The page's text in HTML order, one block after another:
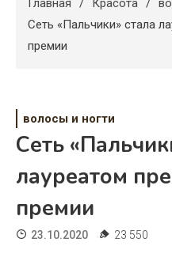
Худеем
Психология
Дом
Жизнь
Хобби
Красота
Главная Красота
Сеть «Пальчики» стала
премии
волосы и ногти
Сеть
лауреатом
премии
23.10.2020 23 550